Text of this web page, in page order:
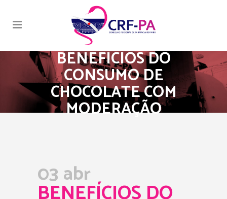
BENEFÍCIOS DO
CONSUMO DE
CHOCOLATE COM
MODERAÇÃO
03 abr